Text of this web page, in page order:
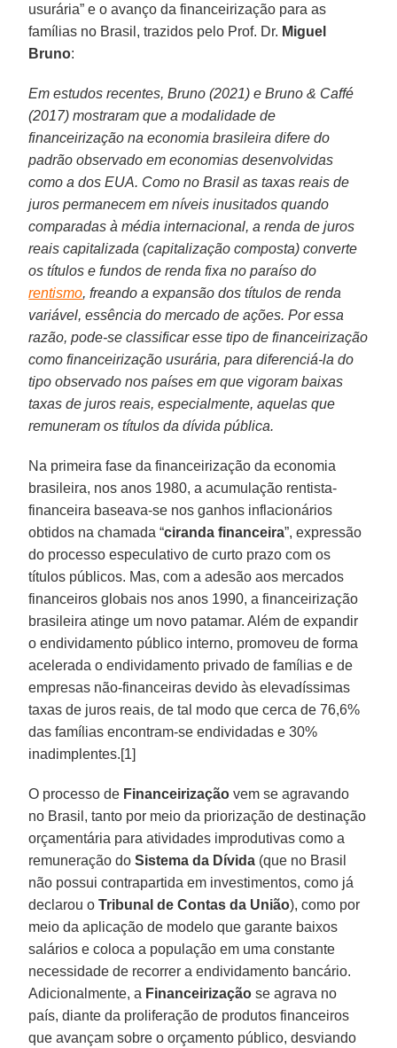
usurária” e o avanço da financeirização para as
famílias no Brasil, trazidos pelo Prof. Dr. Miguel
Bruno:
Em estudos recentes, Bruno (2021) e Bruno & Caffé
(2017) mostraram que a modalidade de
financeirização na economia brasileira difere do
padrão observado em economias desenvolvidas
como a dos EUA. Como no Brasil as taxas reais de
juros permanecem em níveis inusitados quando
comparadas à média internacional, a renda de juros
reais capitalizada (capitalização composta) converte
os títulos e fundos de renda fixa no paraíso do
rentismo, freando a expansão dos títulos de renda
variável, essência do mercado de ações. Por essa
razão, pode-se classificar esse tipo de financeirização
como financeirização usurária, para diferenciá-la do
tipo observado nos países em que vigoram baixas
taxas de juros reais, especialmente, aquelas que
remuneram os títulos da dívida pública.
Na primeira fase da financeirização da economia
brasileira, nos anos 1980, a acumulação rentista-
financeira baseava-se nos ganhos inflacionários
obtidos na chamada “ciranda financeira”, expressão
do processo especulativo de curto prazo com os
títulos públicos. Mas, com a adesão aos mercados
financeiros globais nos anos 1990, a financeirização
brasileira atinge um novo patamar. Além de expandir
o endividamento público interno, promoveu de forma
acelerada o endividamento privado de famílias e de
empresas não-financeiras devido às elevadíssimas
taxas de juros reais, de tal modo que cerca de 76,6%
das famílias encontram-se endividadas e 30%
inadimplentes.[1]
O processo de Financeirização vem se agravando
no Brasil, tanto por meio da priorização de destinação
orçamentária para atividades improdutivas como a
remuneração doSistema da Dívida (que no Brasil
não possui contrapartida em investimentos, como já
declarou oTribunal de Contas da União), como por
meio da aplicação de modelo que garante baixos
salários e coloca a população em uma constante
necessidade de recorrer a endividamento bancário.
Adicionalmente, a Financeirização se agrava no
país, diante da proliferação de produtos financeiros
que avançam sobre o orçamento público, desviando